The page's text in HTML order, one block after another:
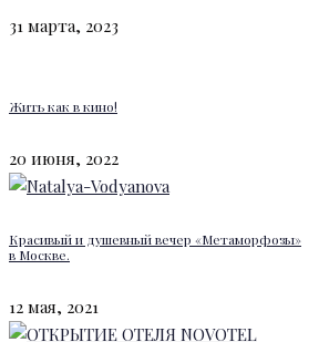
31 марта, 2023
Жить как в кино!
20 июня, 2022
Красивый и душевный вечер «Метаморфозы»
в Москве.
12 мая, 2021